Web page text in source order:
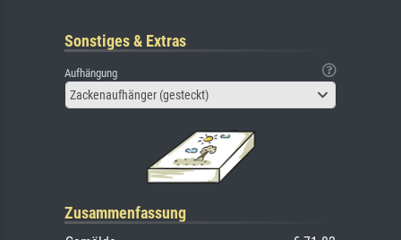
Sonstiges & Extras
Aufhängung
Zackenaufhänger (gesteckt)
Zusammenfassung